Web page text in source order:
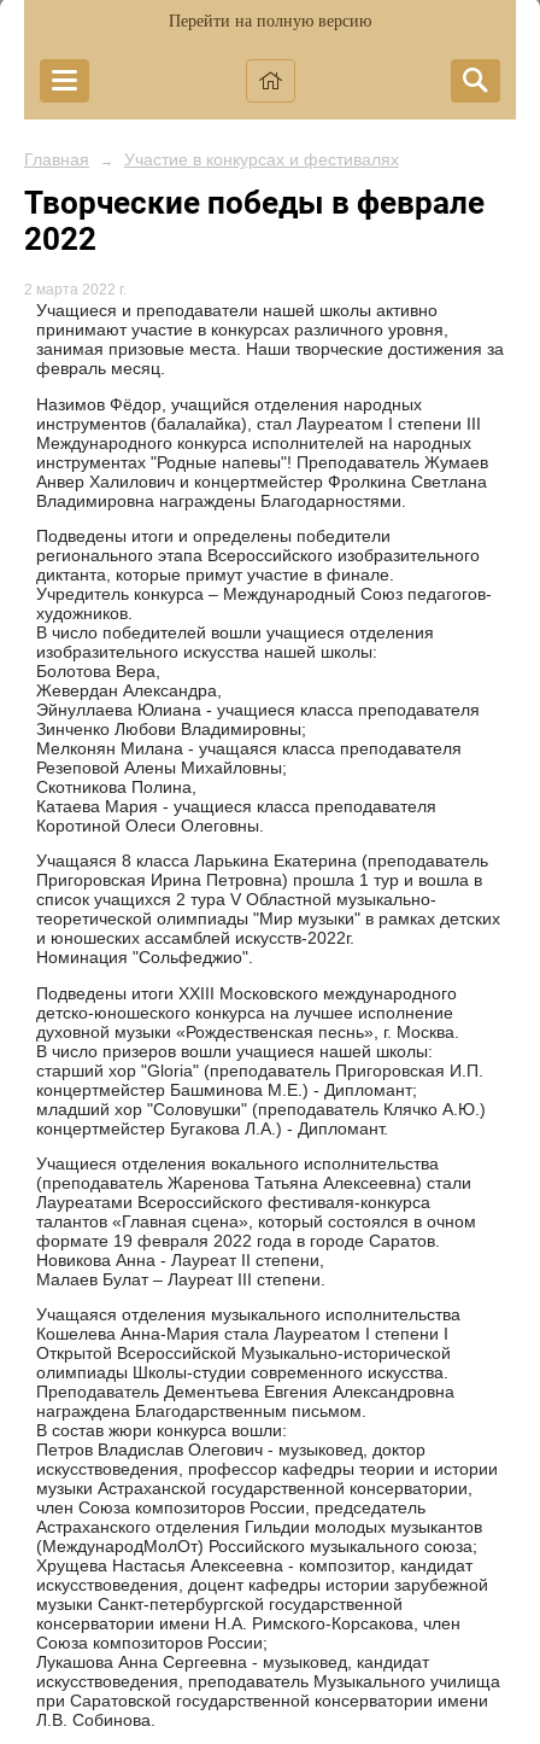
Перейти на полную версию
Главная → Участие в конкурсах и фестивалях
Творческие победы в феврале
2022
2 марта 2022 г.
Учащиеся и преподаватели нашей школы активно
принимают участие в конкурсах различного уровня,
занимая призовые места. Наши творческие достижения за
февраль месяц.
Назимов Фёдор, учащийся отделения народных
инструментов (балалайка), стал Лауреатом I степени III
Международного конкурса исполнителей на народных
инструментах "Родные напевы"! Преподаватель Жумаев
Анвер Халилович и концертмейстер Фролкина Светлана
Владимировна награждены Благодарностями.
Подведены итоги и определены победители
регионального этапа Всероссийского изобразительного
диктанта, которые примут участие в финале.
Учредитель конкурса – Международный Союз педагогов-
художников.
В число победителей вошли учащиеся отделения
изобразительного искусства нашей школы:
Болотова Вера,
Жевердан Александра,
Эйнуллаева Юлиана - учащиеся класса преподавателя
Зинченко Любови Владимировны;
Мелконян Милана - учащаяся класса преподавателя
Резеповой Алены Михайловны;
Скотникова Полина,
Катаева Мария - учащиеся класса преподавателя
Коротиной Олеси Олеговны.
Учащаяся 8 класса Ларькина Екатерина (преподаватель
Пригоровская Ирина Петровна) прошла 1 тур и вошла в
список учащихся 2 тура V Областной музыкально-
теоретической олимпиады "Мир музыки" в рамках детских
и юношеских ассамблей искусств-2022г.
Номинация "Сольфеджио".
Подведены итоги XXIII Московского международного
детско-юношеского конкурса на лучшее исполнение
духовной музыки «Рождественская песнь», г. Москва.
В число призеров вошли учащиеся нашей школы:
старший хор "Gloria" (преподаватель Пригоровская И.П.
концертмейстер Башминова М.Е.) - Дипломант;
младший хор "Соловушки" (преподаватель Клячко А.Ю.)
концертмейстер Бугакова Л.А.) - Дипломант.
Учащиеся отделения вокального исполнительства
(преподаватель Жаренова Татьяна Алексеевна) стали
Лауреатами Всероссийского фестиваля-конкурса
талантов «Главная сцена», который состоялся в очном
формате 19 февраля 2022 года в городе Саратов.
Новикова Анна - Лауреат II степени,
Малаев Булат – Лауреат III степени.
Учащаяся отделения музыкального исполнительства
Кошелева Анна-Мария стала Лауреатом I степени I
Открытой Всероссийской Музыкально-исторической
олимпиады Школы-студии современного искусства.
Преподаватель Дементьева Евгения Александровна
награждена Благодарственным письмом.
В состав жюри конкурса вошли:
Петров Владислав Олегович - музыковед, доктор
искусствоведения, профессор кафедры теории и истории
музыки Астраханской государственной консерватории,
член Союза композиторов России, председатель
Астраханского отделения Гильдии молодых музыкантов
(МеждународМолОт) Российского музыкального союза;
Хрущева Настасья Алексеевна - композитор, кандидат
искусствоведения, доцент кафедры истории зарубежной
музыки Санкт-петербургской государственной
консерватории имени Н.А. Римского-Корсакова, член
Союза композиторов России;
Лукашова Анна Сергеевна - музыковед, кандидат
искусствоведения, преподаватель Музыкального училища
при Саратовской государственной консерватории имени
Л.В. Собинова.